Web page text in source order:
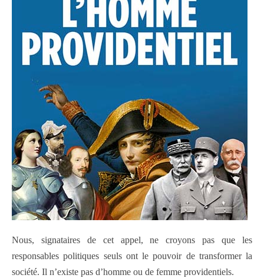
Nous, signataires de cet appel, ne croyons pas que les
responsables politiques seuls ont le pouvoir de transformer la
société. Il n’existe pas d’homme ou de femme providentiels.